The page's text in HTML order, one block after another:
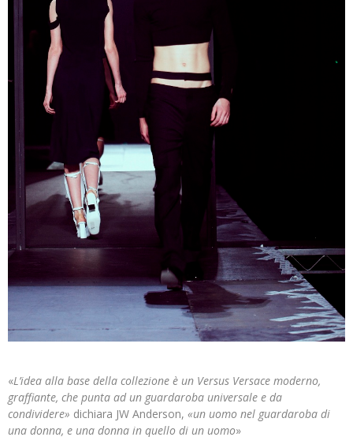
«L’idea alla base della collezione è un Versus Versace moderno,
graffiante, che punta ad un guardaroba universale e da
condividere» dichiara JW Anderson, «un uomo nel guardaroba di
una donna, e una donna in quello di un uomo»